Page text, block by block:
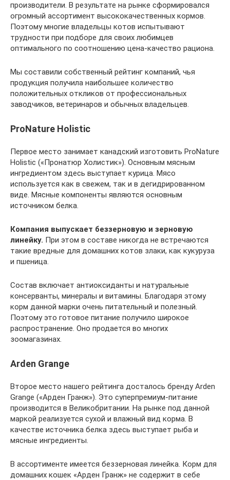
производители. В результате на рынке сформировался
огромный ассортимент высококачественных кормов.
Поэтому многие владельцы котов испытывают
трудности при подборе для своих любимцев
оптимального по соотношению цена-качество рациона.
Мы составили собственный рейтинг компаний, чья
продукция получила наибольшее количество
положительных откликов от профессиональных
заводчиков, ветеринаров и обычных владельцев.
ProNature Holistic
Первое место занимает канадский изготовить ProNature
Holistic («Пронатюр Холистик»). Основным мясным
ингредиентом здесь выступает курица. Мясо
используется как в свежем, так и в дегидрированном
виде. Мясные компоненты являются основным
источником белка.
Компания выпускает беззерновую и зерновую
линейку. При этом в составе никогда не встречаются
такие вредные для домашних котов злаки, как кукуруза
и пшеница.
Состав включает антиоксиданты и натуральные
консерванты, минералы и витамины. Благодаря этому
корм данной марки очень питательный и полезный.
Поэтому это готовое питание получило широкое
распространение. Оно продается во многих
зоомагазинах.
Arden Grange
Второе место нашего рейтинга досталось бренду Arden
Grange («Арден Гранж»). Это суперпремиум-питание
производится в Великобритании. На рынке под данной
маркой реализуется сухой и влажный вид корма. В
качестве источника белка здесь выступает рыба и
мясные ингредиенты.
В ассортименте имеется беззерновая линейка. Корм для
домашних кошек «Арден Гранж» не содержит в себе